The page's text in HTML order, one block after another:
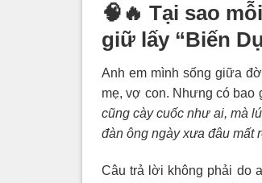
🧠🔥 Tại sao
giữ lấy “Biến
Anh em mình sống giữa
mẹ, vợ con. Nhưng có
cũng cày cuốc như ai, mà
đàn ông ngày xưa đâu mất
Câu trả lời không phải do